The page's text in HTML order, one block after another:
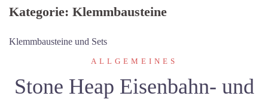
Kategorie: Klemmbausteine
Klemmbausteine und Sets
ALLGEMEINES
Stone Heap Eisenbahn- und